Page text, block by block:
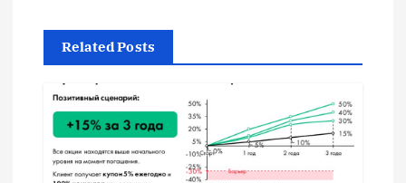
г
а
ц
и
Related Posts